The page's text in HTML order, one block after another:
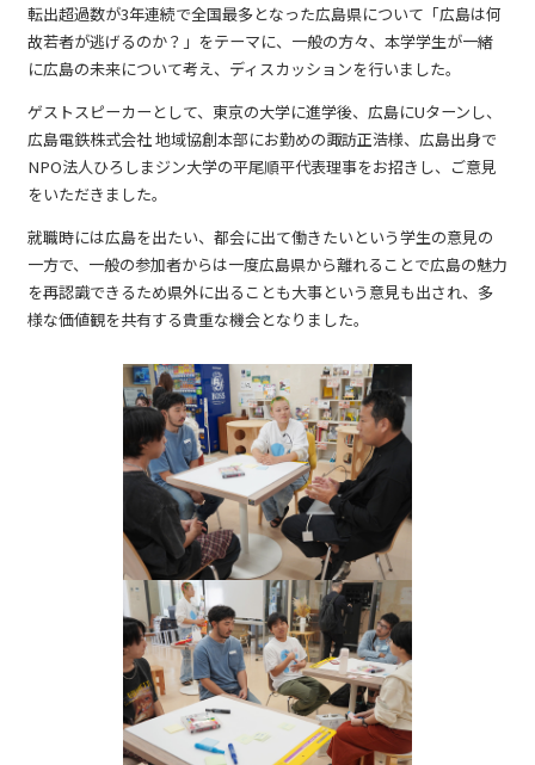
転出超過数が3年連続で全国最多となった広島県について「広島は何
故若者が逃げるのか？」をテーマに、一般の方々、本学学生が一緒
に広島の未来について考え、ディスカッションを行いました。
ゲストスピーカーとして、東京の大学に進学後、広島にUターンし、
広島電鉄株式会社 地域協創本部にお勤めの諏訪正浩様、広島出身で
NPO法人ひろしまジン大学の平尾順平代表理事をお招きし、ご意見
をいただきました。
就職時には広島を出たい、都会に出て働きたいという学生の意見の
一方で、一般の参加者からは一度広島県から離れることで広島の魅力
を再認識できるため県外に出ることも大事という意見も出され、多
様な価値観を共有する貴重な機会となりました。